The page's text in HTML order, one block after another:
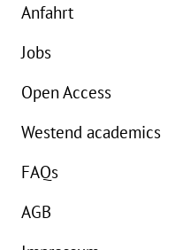
Anfahrt
Jobs
Open Access
Westend academics
FAQs
AGB